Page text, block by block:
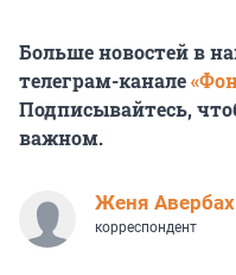
Больше новостей в
телеграм-канале
Подписывайтесь,
важном.
Женя Авербах
корреспондент